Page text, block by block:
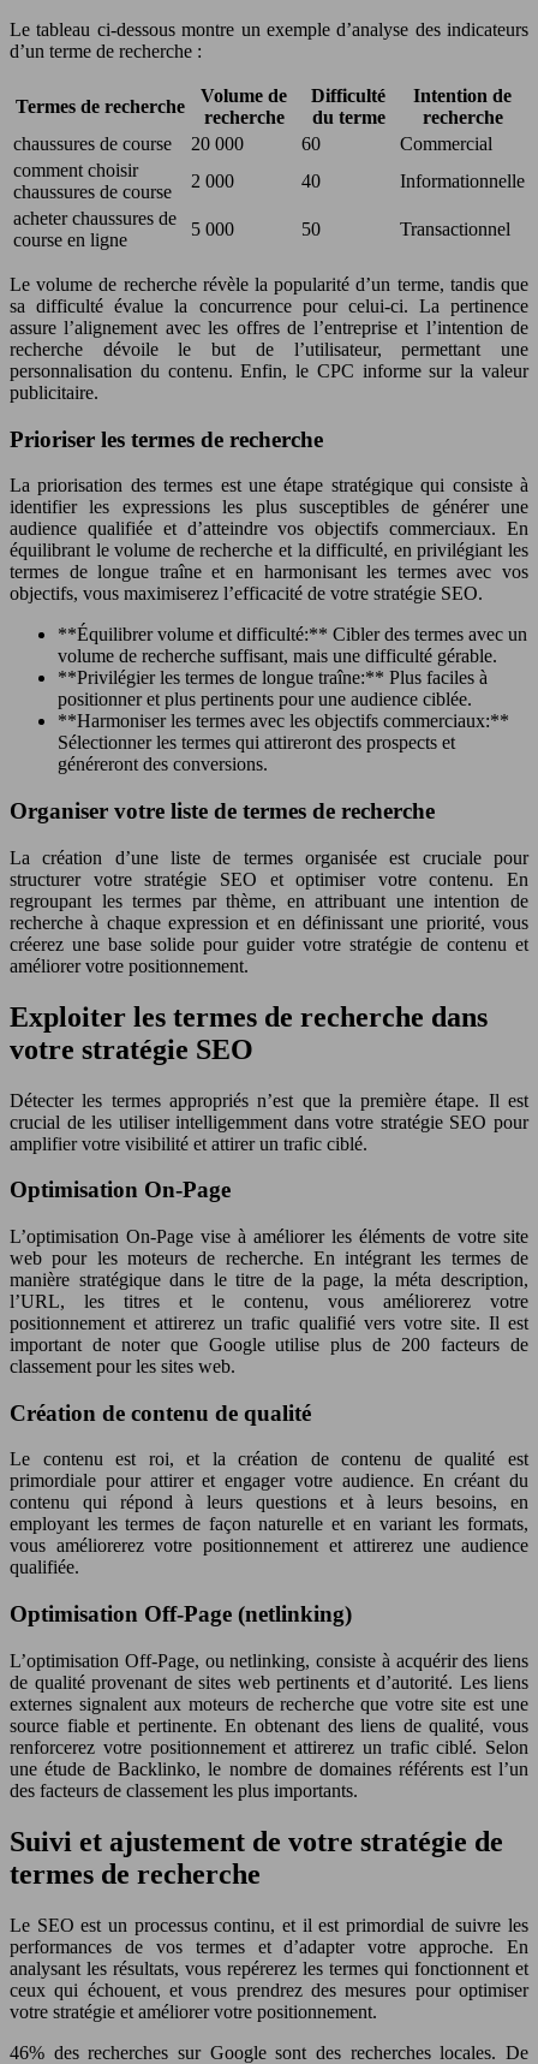
Le tableau ci-dessous montre un exemple d’analyse des indicateurs
d’un terme de recherche :
Termes de recherche
Volume de
recherche
Difficulté
du terme
Intention de
recherche
chaussures de course
20 000 60
Commercial
comment choisir
chaussures de course
2 000 40
Informationnelle
acheter chaussures de
course en ligne
5 000 50 Transactionnel
Le volume de recherche révèle la popularité d’un terme, tandis que
sa difficulté évalue la concurrence pour celui-ci. La pertinence
assure l’alignement avec les offres de l’entreprise et l’intention de
recherche dévoile le but de l’utilisateur, permettant une
personnalisation du contenu. Enfin, le CPC informe sur la valeur
publicitaire.
Prioriser les termes de recherche
La priorisation des termes est une étape stratégique qui consiste à
identifier les expressions les plus susceptibles de générer une
audience qualifiée et d’atteindre vos objectifs commerciaux. En
équilibrant le volume de recherche et la difficulté, en privilégiant les
termes de longue traîne et en harmonisant les termes avec vos
objectifs, vous maximiserez l’efficacité de votre stratégie SEO.
**Équilibrer volume et difficulté:** Cibler des termes avec un
volume de recherche suffisant, mais une difficulté gérable.
**Privilégier les termes de longue traîne:** Plus faciles à
positionner et plus pertinents pour une audience ciblée.
**Harmoniser les termes avec les objectifs commerciaux:**
Sélectionner les termes qui attireront des prospects et
généreront des conversions.
Organiser votre liste de termes de recherche
La création d’une liste de termes organisée est cruciale pour
structurer votre stratégie SEO et optimiser votre contenu. En
regroupant les termes par thème, en attribuant une intention de
recherche à chaque expression et en définissant une priorité, vous
créerez une base solide pour guider votre stratégie de contenu et
améliorer votre positionnement.
Exploiter les termes de recherche dans
votre stratégie SEO
Détecter les termes appropriés n’est que la première étape. Il est
crucial de les utiliser intelligemment dans votre stratégie SEO pour
amplifier votre visibilité et attirer un trafic ciblé.
Optimisation On-Page
L’optimisation On-Page vise à améliorer les éléments de votre site
web pour les moteurs de recherche. En intégrant les termes de
manière stratégique dans le titre de la page, la méta description,
l’URL, les titres et le contenu, vous améliorerez votre
positionnement et attirerez un trafic qualifié vers votre site. Il est
important de noter que Google utilise plus de 200 facteurs de
classement pour les sites web.
Création de contenu de qualité
Le contenu est roi, et la création de contenu de qualité est
primordiale pour attirer et engager votre audience. En créant du
contenu qui répond à leurs questions et à leurs besoins, en
employant les termes de façon naturelle et en variant les formats,
vous améliorerez votre positionnement et attirerez une audience
qualifiée.
Optimisation Off-Page (netlinking)
L’optimisation Off-Page, ou netlinking, consiste à acquérir des liens
de qualité provenant de sites web pertinents et d’autorité. Les liens
externes signalent aux moteurs de recherche que votre site est une
source fiable et pertinente. En obtenant des liens de qualité, vous
renforcerez votre positionnement et attirerez un trafic ciblé. Selon
une étude de Backlinko, le nombre de domaines référents est l’un
des facteurs de classement les plus importants.
Suivi et ajustement de votre stratégie de
termes de recherche
Le SEO est un processus continu, et il est primordial de suivre les
performances de vos termes et d’adapter votre approche. En
analysant les résultats, vous repérerez les termes qui fonctionnent et
ceux qui échouent, et vous prendrez des mesures pour optimiser
votre stratégie et améliorer votre positionnement.
46% des recherches sur Google sont des recherches locales. De